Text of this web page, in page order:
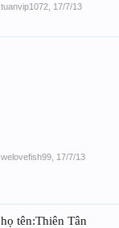
tuanvip1072 17/7/13
welovefish99 17/7/13
họ tên:Thiên Tân